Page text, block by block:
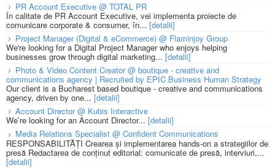
PR Account Executive @ TOTAL PR
În calitate de PR Account Executive, vei implementa proiecte de
comunicare corporate & consumer, în... [detalii]
Project Manager (Digital & eCommerce) @ Flaminjoy Group
We're looking for a Digital Project Manager who enjoys helping
businesses grow through digital marketing... [detalii]
Photo & Video Content Creator @ boutique - creative and
communications agency | Recruited by EPIC Business Human Strategy
Our client is a Bucharest based boutique - creative and communications
agency, driven by one... [detalii]
Account Director @ Kubis Interactive
We’re looking for an Account Director... [detalii]
Media Relations Specialist @ Confident Communications
RESPONSABILITĂȚI Crearea și implementarea hands-on a strategiilor de
presă Redactarea de conținut editorial: comunicate de presă, interviuri,...
[detalii]